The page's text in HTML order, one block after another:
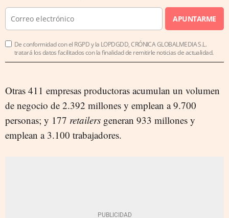
APUNTARME
De conformidad con el RGPD y la LOPDGDD, CRÓNICA GLOBALMEDIA S.L.
tratará los datos facilitados con la finalidad de remitirle noticias de actualidad.
Otras 411 empresas productoras acumulan un volumen
de negocio de 2.392 millones y emplean a 9.700
personas; y 177 retailers generan 933 millones y
emplean a 3.100 trabajadores.